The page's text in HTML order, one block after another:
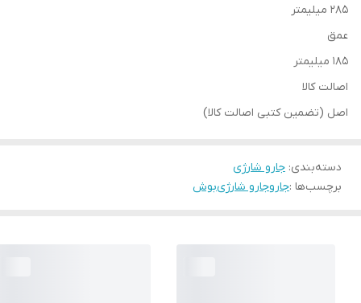
285 میلیمتر
عمق
185 میلیمتر
اصالت کالا
اصل (تضمین کتبی اصالت کالا)
دسته‌بندی: جارو شارژی
برچسب‌ها :جاروجارو شارژیبوش